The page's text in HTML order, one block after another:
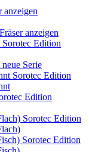
anzeigen
anzeigen
Edition
Serie
Sorotec Edition
Edition
Sorotec Edition
Sorotec Edition